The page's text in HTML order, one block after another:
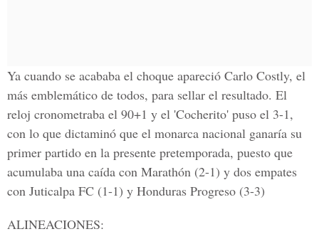
Ya cuando se acababa el choque apareció Carlo Costly, el
más emblemático de todos, para sellar el resultado. El
reloj cronometraba el 90+1 y el 'Cocherito' puso el 3-1,
con lo que dictaminó que el monarca nacional ganaría su
primer partido en la presente pretemporada, puesto que
acumulaba una caída con Marathón (2-1) y dos empates
con Juticalpa FC (1-1) y Honduras Progreso (3-3)
ALINEACIONES: